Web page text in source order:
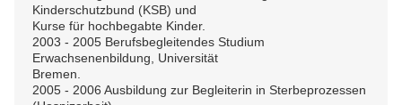
Kinderschutzbund (KSB) und
Kurse für hochbegabte Kinder.
2003 - 2005 Berufsbegleitendes Studium
Erwachsenenbildung, Universität
Bremen.
2005 - 2006 Ausbildung zur Begleiterin in Sterbeprozessen